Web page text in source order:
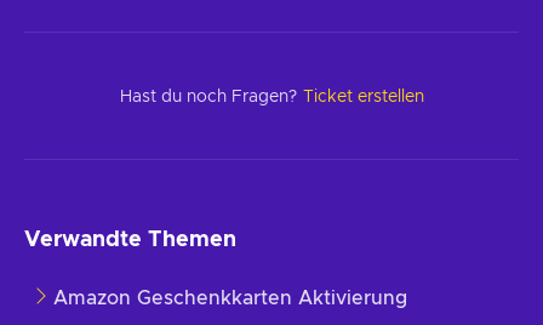
Hast du noch Fragen? Ticket erstellen
Verwandte Themen
Amazon Geschenkkarten Aktivierung